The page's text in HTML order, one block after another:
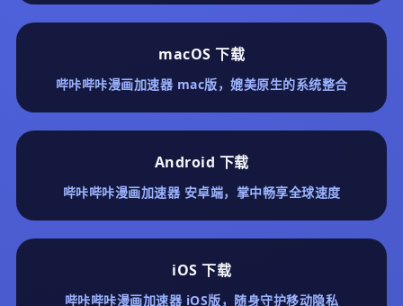
macOS 下载
哔咔哔咔漫画加速器 mac版，媲美原生的系统整合
Android 下载
哔咔哔咔漫画加速器 安卓端，掌中畅享全球速度
iOS 下载
哔咔哔咔漫画加速器 iOS版，随身守护移动隐私